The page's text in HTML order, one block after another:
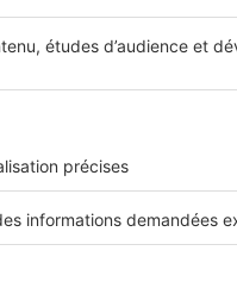
le regain
peut même dire que
avec la capitale
un véritable atout. Il est
qualité de vie (plus de
l’offre tant
sente pas isolé.
C’est
nous sommes